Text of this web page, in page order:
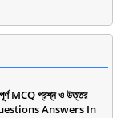
MCQ প্রশ্ন ও উত্তর
Answers In